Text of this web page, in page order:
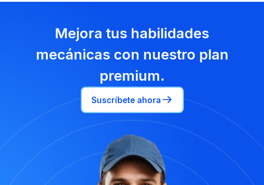
Mejora tus habilidades
mecánicas con nuestro plan
premium.
Suscríbete ahora